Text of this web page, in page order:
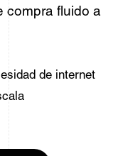
compra fluido a
de internet